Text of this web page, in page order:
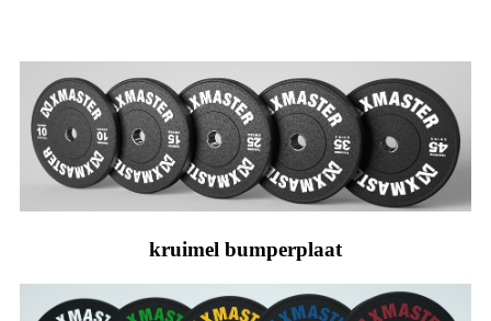
kruimel bumperplaat